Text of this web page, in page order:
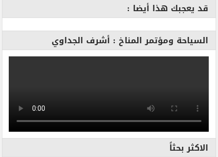
قد يعجبك هذا أيضا :
السياحة ومؤتمر المناخ : أشرف الجداوي
الاكثر بحثاً